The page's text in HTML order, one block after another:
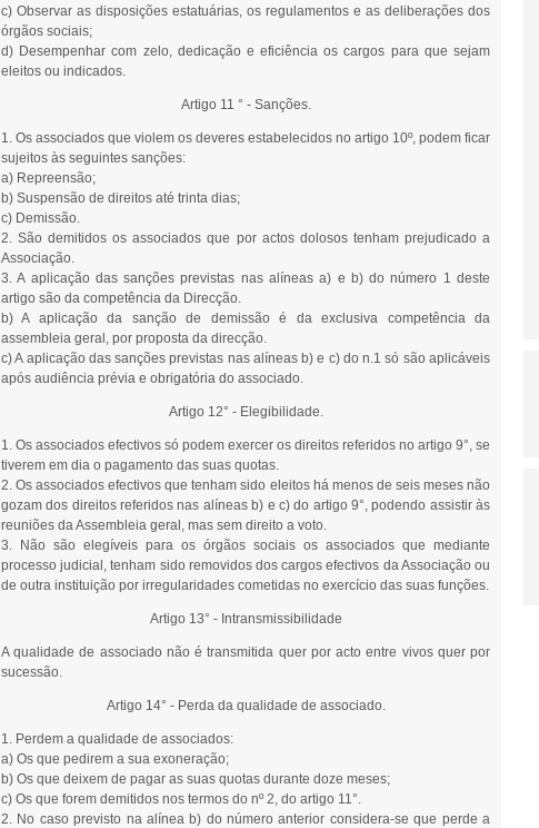
c) Observar as disposições estatuárias, os regulamentos e as deliberações dos
órgãos sociais;
d) Desempenhar com zelo, dedicação e eficiência os cargos para que sejam
eleitos ou indicados.
Artigo 11 ° - Sanções.
1. Os associados que violem os deveres estabelecidos no artigo 10º, podem ficar
sujeitos às seguintes sanções:
a) Repreensão;
b) Suspensão de direitos até trinta dias;
c) Demissão.
2. São demitidos os associados que por actos dolosos tenham prejudicado a
Associação.
3. A aplicação das sanções previstas nas alíneas a) e b) do número 1 deste
artigo são da competência da Direcção.
b) A aplicação da sanção de demissão é da exclusiva competência da
assembleia geral, por proposta da direcção.
c) A aplicação das sanções previstas nas alíneas b) e c) do n.1 só são aplicáveis
após audiência prévia e obrigatória do associado.
Artigo 12° - Elegibilidade.
1. Os associados efectivos só podem exercer os direitos referidos no artigo 9°, se
tiverem em dia o pagamento das suas quotas.
2. Os associados efectivos que tenham sido eleitos há menos de seis meses não
gozam dos direitos referidos nas alíneas b) e c) do artigo 9°, podendo assistir às
reuniões da Assembleia geral, mas sem direito a voto.
3. Não são elegíveis para os órgãos sociais os associados que mediante
processo judicial, tenham sido removidos dos cargos efectivos da Associação ou
de outra instituição por irregularidades cometidas no exercício das suas funções.
Artigo 13° - Intransmissibilidade
A qualidade de associado não é transmitida quer por acto entre vivos quer por
sucessão.
Artigo 14° - Perda da qualidade de associado.
1. Perdem a qualidade de associados:
a) Os que pedirem a sua exoneração;
b) Os que deixem de pagar as suas quotas durante doze meses;
c) Os que forem demitidos nos termos do nº 2, do artigo 11°.
2. No caso previsto na alínea b) do número anterior considera-se que perde a